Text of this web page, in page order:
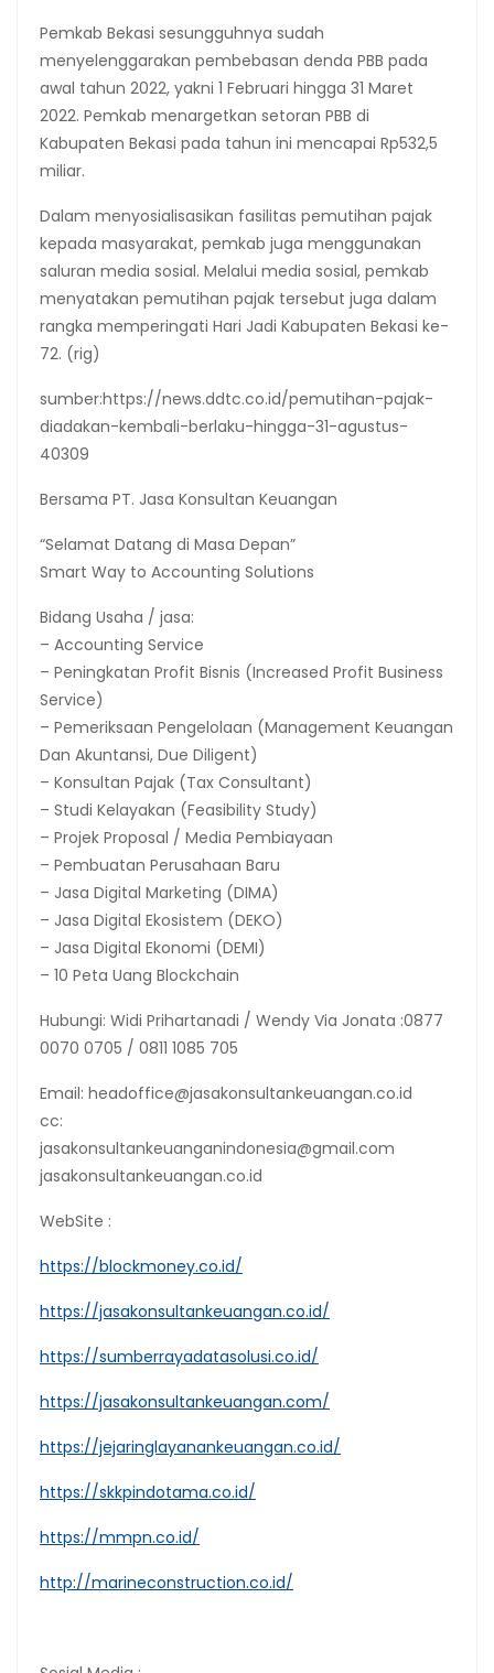
Pemkab Bekasi sesungguhnya sudah
menyelenggarakan pembebasan denda PBB pada
awal tahun 2022, yakni 1 Februari hingga 31 Maret
2022. Pemkab menargetkan setoran PBB di
Kabupaten Bekasi pada tahun ini mencapai Rp532,5
miliar.
Dalam menyosialisasikan fasilitas pemutihan pajak
kepada masyarakat, pemkab juga menggunakan
saluran media sosial. Melalui media sosial, pemkab
menyatakan pemutihan pajak tersebut juga dalam
rangka memperingati Hari Jadi Kabupaten Bekasi ke-
72. (rig)
sumber:https://news.ddtc.co.id/pemutihan-pajak-
diadakan-kembali-berlaku-hingga-31-agustus-
40309
Bersama PT. Jasa Konsultan Keuangan
“Selamat Datang di Masa Depan”
Smart Way to Accounting Solutions
Bidang Usaha / jasa:
– Accounting Service
– Peningkatan Profit Bisnis (Increased Profit Business
Service)
– Pemeriksaan Pengelolaan (Management Keuangan
Dan Akuntansi, Due Diligent)
– Konsultan Pajak (Tax Consultant)
– Studi Kelayakan (Feasibility Study)
– Projek Proposal / Media Pembiayaan
– Pembuatan Perusahaan Baru
– Jasa Digital Marketing (DIMA)
– Jasa Digital Ekosistem (DEKO)
– Jasa Digital Ekonomi (DEMI)
– 10 Peta Uang Blockchain
Hubungi: Widi Prihartanadi / Wendy Via Jonata :0877
0070 0705 / 0811 1085 705
Email: headoffice@jasakonsultankeuangan.co.id
cc:
jasakonsultankeuanganindonesia@gmail.com
jasakonsultankeuangan.co.id
WebSite :
https://blockmoney.co.id/
https://jasakonsultankeuangan.co.id/
https://sumberrayadatasolusi.co.id/
https://jasakonsultankeuangan.com/
https://jejaringlayanankeuangan.co.id/
https://skkpindotama.co.id/
https://mmpn.co.id/
http://marineconstruction.co.id/